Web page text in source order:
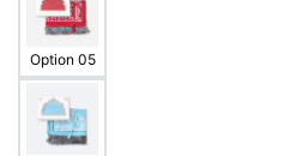
Option 05